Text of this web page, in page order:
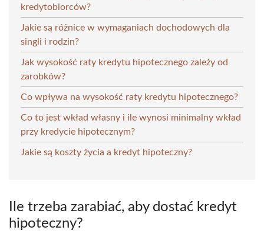
kredytobiorców?
Jakie są różnice w wymaganiach dochodowych dla
singli i rodzin?
Jak wysokość raty kredytu hipotecznego zależy od
zarobków?
Co wpływa na wysokość raty kredytu hipotecznego?
Co to jest wkład własny i ile wynosi minimalny wkład
przy kredycie hipotecznym?
Jakie są koszty życia a kredyt hipoteczny?
Ile trzeba zarabiać, aby dostać kredyt
hipoteczny?